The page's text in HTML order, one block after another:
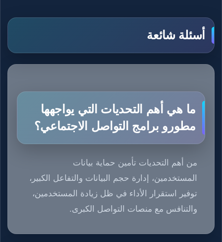
أسئلة شائعة
ما هي أهم التحديات التي يواجهها
مطورو برامج التواصل الاجتماعي؟
من أهم التحديات تأمين حماية بيانات
المستخدمين، إدارة حجم البيانات والتفاعل الكبير،
توفير استقرار الأداء في ظل زيادة المستخدمين،
والتنافس مع منصات التواصل الكبرى.